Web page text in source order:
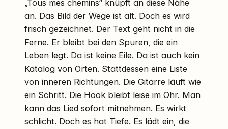
„Tous mes chemins“ knüpft an diese Nähe
an. Das Bild der Wege ist alt. Doch es wird
frisch gezeichnet. Der Text geht nicht in die
Ferne. Er bleibt bei den Spuren, die ein
Leben legt. Da ist keine Eile. Da ist auch kein
Katalog von Orten. Stattdessen eine Liste
von inneren Richtungen. Die Gitarre läuft wie
ein Schritt. Die Hook bleibt leise im Ohr. Man
kann das Lied sofort mitnehmen. Es wirkt
schlicht. Doch es hat Tiefe. Es lädt ein, die